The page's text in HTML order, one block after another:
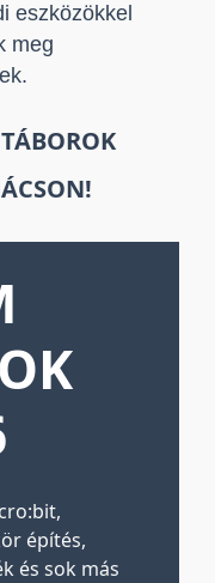
eszközökkel
meg
építés,
és sok más